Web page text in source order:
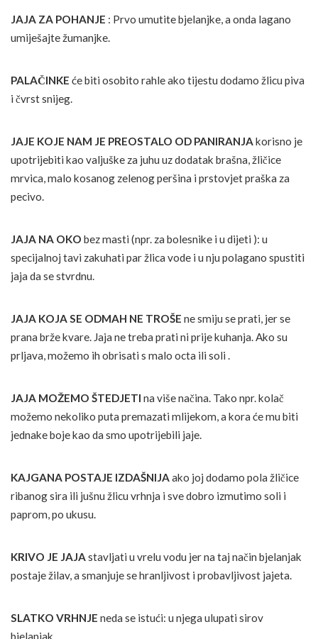
JAJA ZA POHANJE : Prvo umutite bjelanjke, a onda lagano
umiješajte žumanjke.
PALAČINKE će biti osobito rahle ako tijestu dodamo žlicu piva
i čvrst snijeg.
JAJE KOJE NAM JE PREOSTALO OD PANIRANJAkorisno je
upotrijebiti kao valjuške za juhu uz dodatak brašna, žličice
mrvica, malo kosanog zelenog peršina i prstovjet praška za
pecivo.
JAJA NA OKO bez masti (npr. za bolesnike i u dijeti ): u
specijalnoj tavi zakuhati par žlica vode i u nju polagano spustiti
jaja da se stvrdnu.
JAJA KOJA SE ODMAH NE TROŠE ne smiju se prati, jer se
prana brže kvare. Jaja ne treba prati ni prije kuhanja. Ako su
prljava, možemo ih obrisati s malo octa ili soli .
JAJA MOŽEMO ŠTEDJETI na više načina. Tako npr. kolač
možemo nekoliko puta premazati mlijekom, a kora će mu biti
jednake boje kao da smo upotrijebili jaje.
KAJGANA POSTAJE IZDAŠNIJAako joj dodamo pola žličice
ribanog sira ili jušnu žlicu vrhnja i sve dobro izmutimo soli i
paprom, po ukusu.
KRIVO JE JAJAstavljati u vrelu vodu jer na taj način bjelanjak
postaje žilav, a smanjuje se hranljivost i probavljivost jajeta.
SLATKO VRHNJE neda se istući: u njega ulupati sirov
bjelanjak.